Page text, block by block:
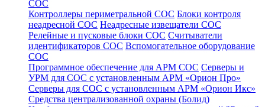
СОС
Контроллеры периметральной СОС Блоки контроля
неадресной СОС Неадресные извещатели СОС
Релейные и пусковые блоки СОС Считыватели
идентификаторов СОС Вспомогательное оборудование
СОС
Программное обеспечение для АРМ СОС Серверы и
УРМ для СОС с установленным АРМ «Орион Про»
Серверы для СОС с установленным АРМ «Орион Икс»
Средства централизованной охраны (Болид)